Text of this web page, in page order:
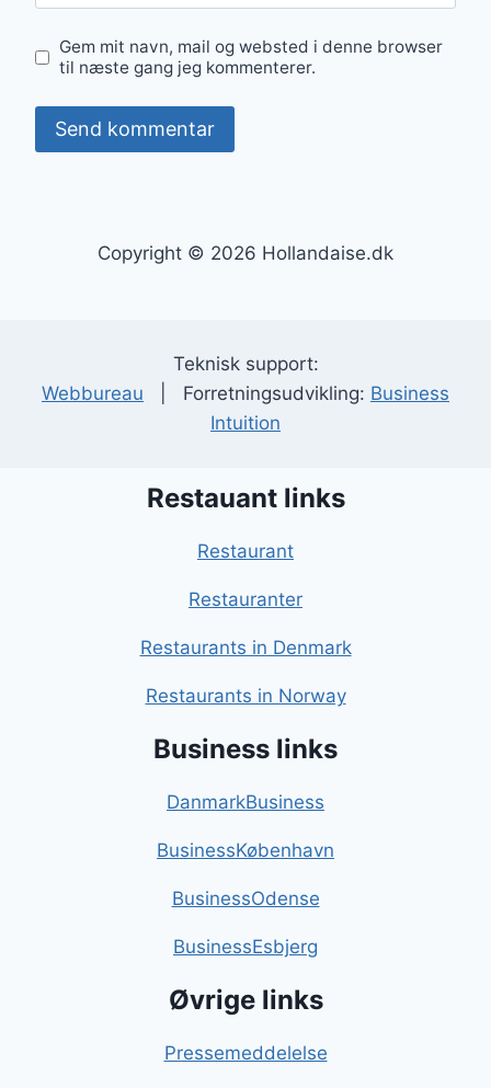
Gem mit navn, mail og websted i denne browser
til næste gang jeg kommenterer.
Copyright © 2026 Hollandaise.dk
Teknisk support:
Webbureau | Forretningsudvikling: Business
Intuition
Restauant links
Restaurant
Restauranter
Restaurants in Denmark
Restaurants in Norway
Business links
DanmarkBusiness
BusinessKøbenhavn
BusinessOdense
BusinessEsbjerg
Øvrige links
Pressemeddelelse